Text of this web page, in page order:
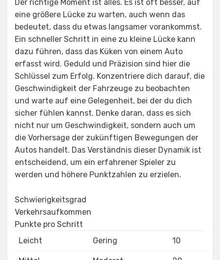
Der richtige Moment ist alles. Es ist oft besser, auf
eine größere Lücke zu warten, auch wenn das
bedeutet, dass du etwas langsamer vorankommst.
Ein schneller Schritt in eine zu kleine Lücke kann
dazu führen, dass das Küken von einem Auto
erfasst wird. Geduld und Präzision sind hier die
Schlüssel zum Erfolg. Konzentriere dich darauf, die
Geschwindigkeit der Fahrzeuge zu beobachten
und warte auf eine Gelegenheit, bei der du dich
sicher fühlen kannst. Denke daran, dass es sich
nicht nur um Geschwindigkeit, sondern auch um
die Vorhersage der zukünftigen Bewegungen der
Autos handelt. Das Verständnis dieser Dynamik ist
entscheidend, um ein erfahrener Spieler zu
werden und höhere Punktzahlen zu erzielen.
Schwierigkeitsgrad
Verkehrsaufkommen
Punkte pro Schritt
Leicht
Gering 10